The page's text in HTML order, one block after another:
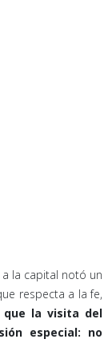
a la capital notó un
respecta a la fe,
que la visita del
especial: no